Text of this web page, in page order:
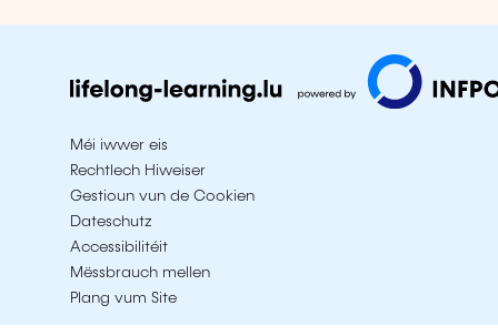
Méi iwwer eis
Rechtlech Hiweiser
Gestioun vun de Cookien
Dateschutz
Accessibilitéit
Mëssbrauch mellen
Plang vum Site